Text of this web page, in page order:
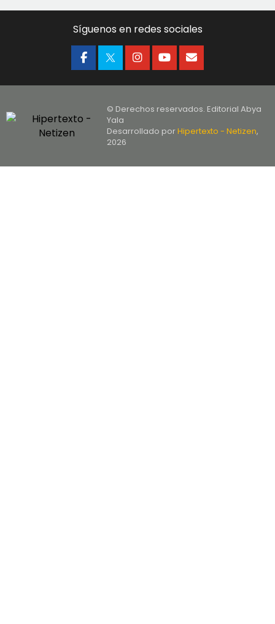
Síguenos en redes sociales
© Derechos reservados. Editorial Abya
Yala
Desarrollado porHipertexto - Netizen,
2026